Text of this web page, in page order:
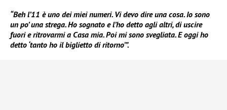
“Beh l’11 è uno dei miei numeri. Vi devo dire una cosa. Io sono
un po’ una strega. Ho sognato e l’ho detto agli altri, di uscire
fuori e ritrovarmi a Casa mia. Poi mi sono svegliata. E oggi ho
detto ‘tanto ho il biglietto di ritorno’”.